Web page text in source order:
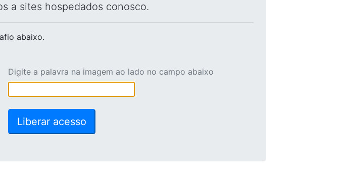
a sites hospedados conosco.
abaixo.
Digite a palavra na imagem ao lado no campo abaixo